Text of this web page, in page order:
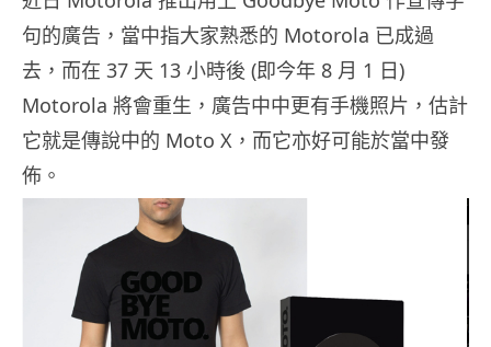
句的廣告，當中指大家熟悉的 Motorola 已成過
去，而在 37 天 13 小時後 (即今年 8 月 1 日)
Motorola 將會重生，廣告中中更有手機照片，估計
它就是傳說中的 Moto X，而它亦好可能於當中發
佈。